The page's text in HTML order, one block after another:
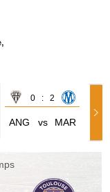
0 : 2
ANG vs MAR